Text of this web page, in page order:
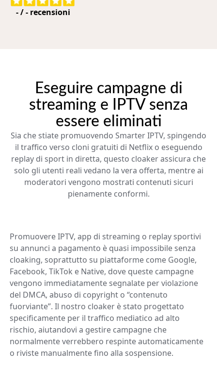
-/-recensioni
Eseguire campagne di
streaming e IPTV senza
essere eliminati
Sia che stiate promuovendo Smarter IPTV, spingendo
il traffico verso cloni gratuiti di Netflix o eseguendo
replay di sport in diretta, questo cloaker assicura che
solo gli utenti reali vedano la vera offerta, mentre ai
moderatori vengono mostrati contenuti sicuri
pienamente conformi.
Promuovere IPTV, app di streaming o replay sportivi
su annunci a pagamento è quasi impossibile senza
cloaking, soprattutto su piattaforme come Google,
Facebook, TikTok e Native, dove queste campagne
vengono immediatamente segnalate per violazione
del DMCA, abuso di copyright o “contenuto
fuorviante”. Il nostro cloaker è stato progettato
specificamente per il traffico mediatico ad alto
rischio, aiutandovi a gestire campagne che
normalmente verrebbero respinte automaticamente
o riviste manualmente fino alla sospensione.